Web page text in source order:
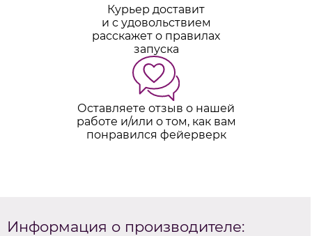
Курьер доставит
и с удовольствием
расскажет о правилах
запуска
Оставляете отзыв о нашей
работе и/или о том, как вам
понравился фейерверк
Информация о производителе: